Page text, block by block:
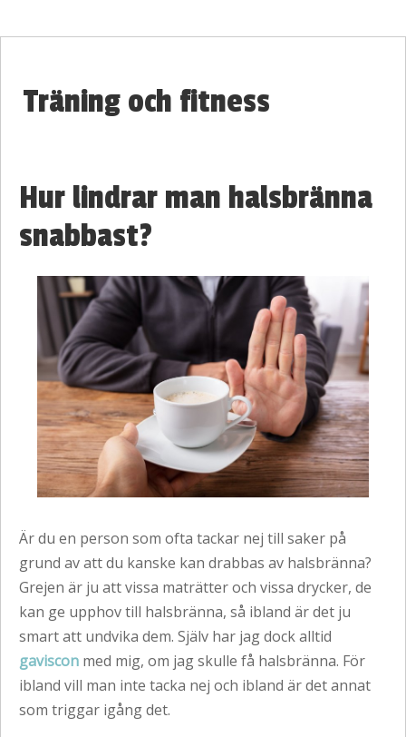
Träning och fitness
Hur lindrar man halsbränna
snabbast?
Är du en person som ofta tackar nej till saker på
grund av att du kanske kan drabbas av halsbränna?
Grejen är ju att vissa maträtter och vissa drycker, de
kan ge upphov till halsbränna, så ibland är det ju
smart att undvika dem. Själv har jag dock alltid
gaviscon med mig, om jag skulle få halsbränna. För
ibland vill man inte tacka nej och ibland är det annat
som triggar igång det.